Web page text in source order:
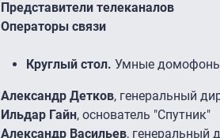
Представители телеканалов
Операторы связи
Круглый стол. Умные
Александр Детков, генеральный
Ильдар Гайн, основатель "Спутник"
Александр Васильев, генеральный